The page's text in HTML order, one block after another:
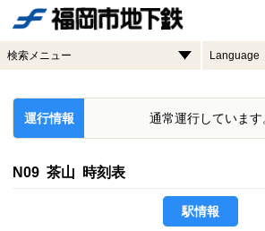
検索メニュー Language
運行情報 通常運行しています
N09 茶山 時刻表
駅情報